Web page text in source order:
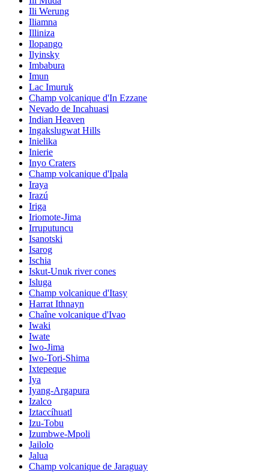
Ili Werung
Iliamna
Illiniza
Ilopango
Ilyinsky
Imbabura
Imun
Lac Imuruk
Champ volcanique d'In Ezzane
Nevado de Incahuasi
Indian Heaven
Ingakslugwat Hills
Inielika
Inierie
Inyo Craters
Champ volcanique d'Ipala
Iraya
Irazú
Iriga
Iriomote-Jima
Irruputuncu
Isanotski
Isarog
Ischia
Iskut-Unuk river cones
Isluga
Champ volcanique d'Itasy
Harrat Ithnayn
Chaîne volcanique d'Ivao
Iwaki
Iwate
Iwo-Jima
Iwo-Tori-Shima
Ixtepeque
Iya
Iyang-Argapura
Izalco
Iztaccíhuatl
Izu-Tobu
Izumbwe-Mpoli
Jailolo
Jalua
Champ volcanique de Jaraguay